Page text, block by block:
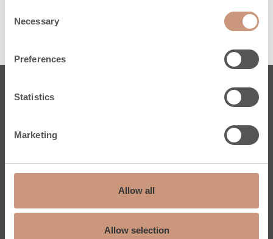
Selection
Necessary
Preferences
Statistics
Marketing
Allow all
Allow selection
Eldstäder
Karelia
Klassiska
Måttbeställningstjänst
Inspireras & lär
Service och reservdelar